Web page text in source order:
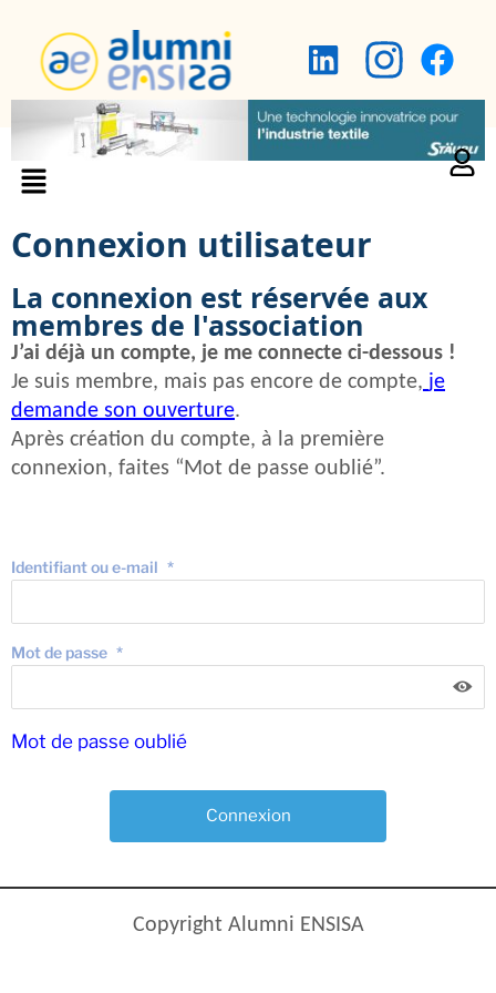
Connexion utilisateur
La connexion est réservée aux
membres de l'association
J’ai déjà un compte, je me connecte ci-dessous !
Je suis membre, mais pas encore de compte, je
demande son ouverture.
Après création du compte, à la première
connexion, faites “Mot de passe oublié”.
Identifiant ou e-mail *
Mot de passe *
Mot de passe oublié
Copyright Alumni ENSISA